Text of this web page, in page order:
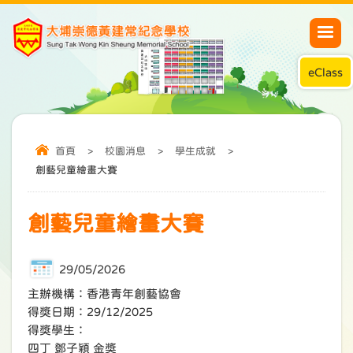
eClass
首頁 > 校園消息 > 學生成就
>
創藝兒童繪畫大賽
創藝兒童繪畫大賽
29/05/2026
主辦機構：香港青年創藝協會
得獎日期：29/12/2025
得獎學生：
四丁 鄧子穎 金獎